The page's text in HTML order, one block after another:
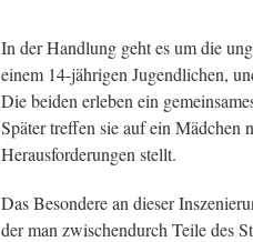
In der Handlung geht es um die
einem 14-jährigen Jugendlichen,
Die beiden erleben ein
Später treffen sie auf ein Mädchen
Herausforderungen stellt.
Das Besondere an dieser
der man zwischendurch Teile des